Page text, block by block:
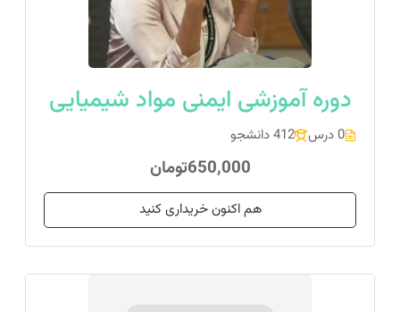
دوره آموزشی ایمنی مواد شیمیایی
0 درس 412 دانشجو
650,000تومان
هم اکنون خریداری کنید